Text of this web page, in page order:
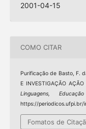
2001-04-15
COMO CITAR
Purificação de Basto, F.
E INVESTIGAÇÃO
Linguagens,
https://periodicos.ufpi.br/
Fomatos de